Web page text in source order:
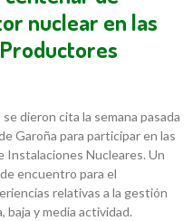
nuclear en las
dieron cita la semana pasada
Garoña para participar en las
Instalaciones Nucleares. Un
encuentro para el
relativas a la gestión
baja y media actividad.